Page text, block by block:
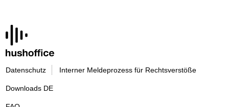
Datenschutz Interner Meldeprozess für Rechtsverstöße
Downloads DE